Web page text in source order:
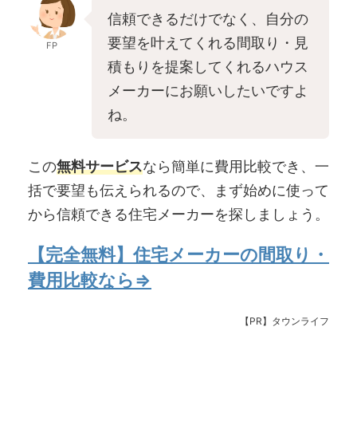
FP
信頼できるだけでなく、自分の
要望を叶えてくれる間取り・見
積もりを提案してくれるハウス
メーカーにお願いしたいですよ
ね。
この無料サービスなら簡単に費用比較でき、一
括で要望も伝えられるので、まず始めに使って
から信頼できる住宅メーカーを探しましょう。
【完全無料】住宅メーカーの間取り・
費用比較なら⇒
【PR】タウンライフ